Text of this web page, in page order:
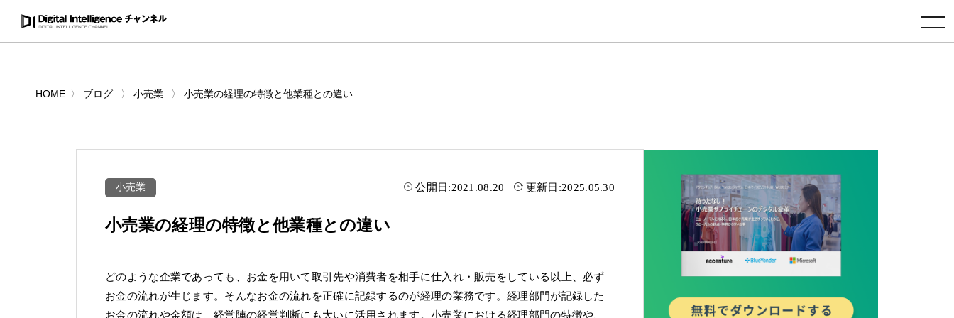
toggle navigation
HOME ブログ 小売業 小売業の経理の特徴と他業種との違い
小売業 公開日:2021.08.20 更新日:2025.05.30
小売業の経理の特徴と他業種との違い
どのような企業であっても、お金を用いて取引先や消費者を相手に仕入れ・販売をしている以上、必ず
お金の流れが生じます。そんなお金の流れを正確に記録するのが経理の業務です。経理部門が記録した
お金の流れや金額は、経営陣の経営判断にも大いに活用されます。小売業における経理部門の特徴や、